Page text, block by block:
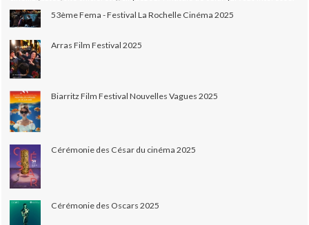
53ème Fema - Festival La Rochelle Cinéma 2025
Arras Film Festival 2025
Biarritz Film Festival Nouvelles Vagues 2025
Cérémonie des César du cinéma 2025
Cérémonie des Oscars 2025